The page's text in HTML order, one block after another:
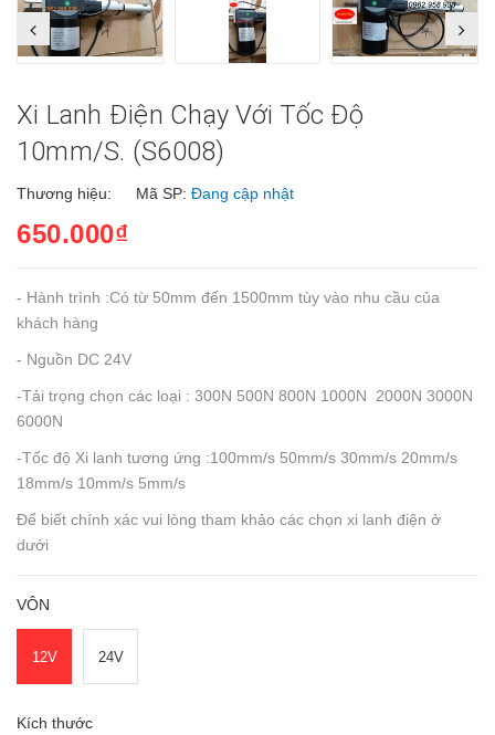
Xi Lanh Điện Chạy Với Tốc Độ
10mm/s. (S6008)
Thương hiệu: Mã SP: Đang cập nhật
650.000₫
- Hành trình :Có từ 50mm đến 1500mm tùy vào nhu cầu của
khách hàng
- Nguồn DC 24V
-Tải trọng chọn các loại : 300N 500N 800N 1000N 2000N 3000N
6000N
-Tốc độ Xi lanh tương ứng :100mm/s 50mm/s 30mm/s 20mm/s
18mm/s 10mm/s 5mm/s
Để biết chính xác vui lòng tham khảo các chọn xi lanh điện ở
dưới
VÔN
12V 24V
Kích thước